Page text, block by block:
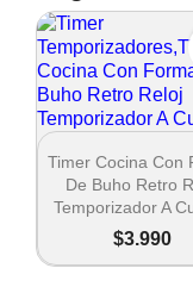
 Vista
Timer Cocina Con
De Buho Retro
Temporizador A
$3.990